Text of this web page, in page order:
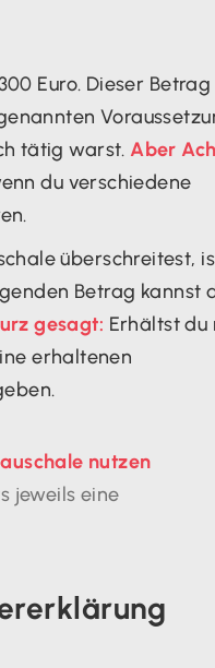
Euro. Dieser
tätig warst. Aber
du verschiedene
überschreitest,
Betrag kannst
gesagt: Erhältst du
erhaltenen
nutzen
jeweils eine